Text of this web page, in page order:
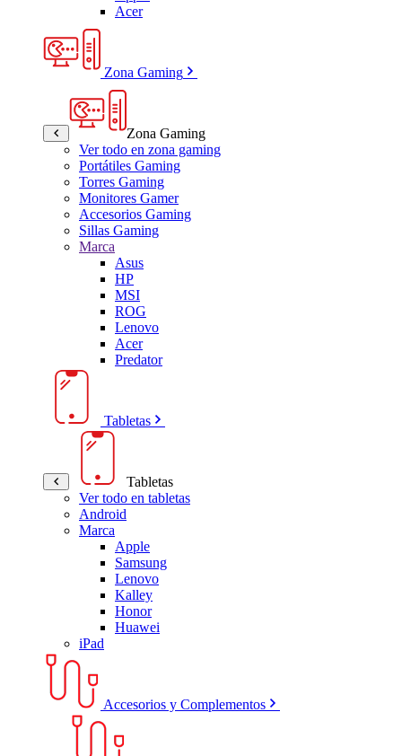
Acer
Zona Gaming
Zona Gaming
Ver todo en zona gaming
Portátiles Gaming
Torres Gaming
Monitores Gamer
Accesorios Gaming
Sillas Gaming
Marca
Asus
HP
MSI
ROG
Lenovo
Acer
Predator
Tabletas
Tabletas
Ver todo en tabletas
Android
Marca
Apple
Samsung
Lenovo
Kalley
Honor
Huawei
iPad
Accesorios y Complementos